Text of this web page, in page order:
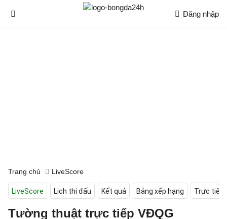
Đăng nhập
Trang chủ LiveScore
LiveScore Lịch thi đấu Kết quả Bảng xếp hạng Trực tiếp
Tường thuật trực tiếp VĐQG